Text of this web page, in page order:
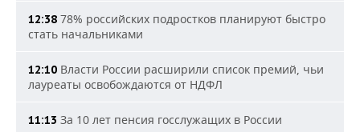
12:38 78% российских подростков планируют быстро
стать начальниками
12:10 Власти России расширили список премий, чьи
лауреаты освобождаются от НДФЛ
11:13 За 10 лет пенсия госслужащих в России